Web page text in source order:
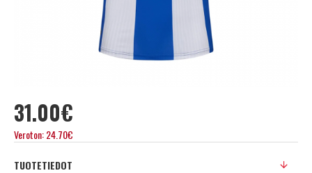
31.00€
Veroton: 24.70€
TUOTETIEDOT